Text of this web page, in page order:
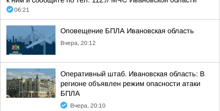
06:21
Оповещение БПЛА Ивановская область
Вчера, 20:12
Оперативный штаб. Ивановская область: В
регионе объявлен режим опасности атаки
БПЛА
Вчера, 20:10